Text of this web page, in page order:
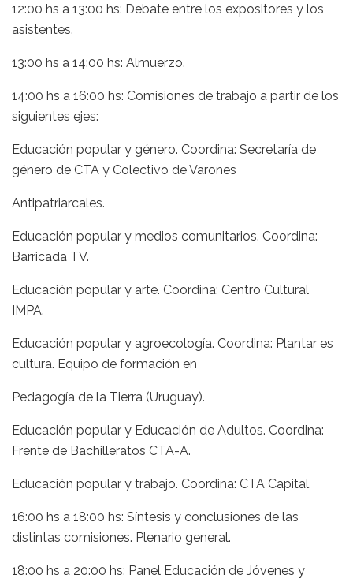
12:00 hs a 13:00 hs: Debate entre los expositores y los
asistentes.
13:00 hs a 14:00 hs: Almuerzo.
14:00 hs a 16:00 hs: Comisiones de trabajo a partir de los
siguientes ejes:
Educación popular y género. Coordina: Secretaría de
género de CTA y Colectivo de Varones
Antipatriarcales.
Educación popular y medios comunitarios. Coordina:
Barricada TV.
Educación popular y arte. Coordina: Centro Cultural
IMPA.
Educación popular y agroecología. Coordina: Plantar es
cultura. Equipo de formación en
Pedagogía de la Tierra (Uruguay).
Educación popular y Educación de Adultos. Coordina:
Frente de Bachilleratos CTA-A.
Educación popular y trabajo. Coordina: CTA Capital.
16:00 hs a 18:00 hs: Síntesis y conclusiones de las
distintas comisiones. Plenario general.
18:00 hs a 20:00 hs: Panel Educación de Jóvenes y